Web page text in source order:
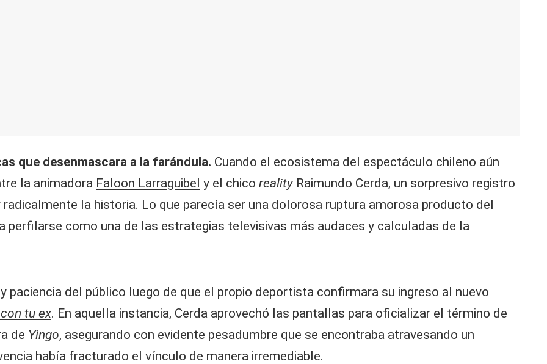
que desenmascara a la farándula. Cuando el ecosistema del espectáculo chileno aún
la animadora Faloon Larraguibel y el chico reality Raimundo Cerda, un sorpresivo registro
la historia. Lo que parecía ser una dolorosa ruptura amorosa producto del
perfilarse como una de las estrategias televisivas más audaces y calculadas de la
paciencia del público luego de que el propio deportista confirmara su ingreso al nuevo
tu ex. En aquella instancia, Cerda aprovechó las pantallas para oficializar el término de
de Yingo, asegurando con evidente pesadumbre que se encontraba atravesando un
había fracturado el vínculo de manera irremediable.